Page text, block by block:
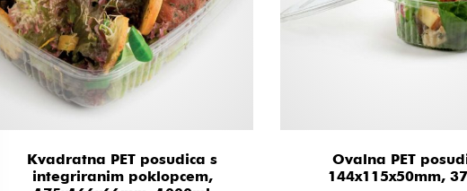
Kvadratna PET posudica s
integriranim poklopcem,
Ovalna PET
144x115x50mm,